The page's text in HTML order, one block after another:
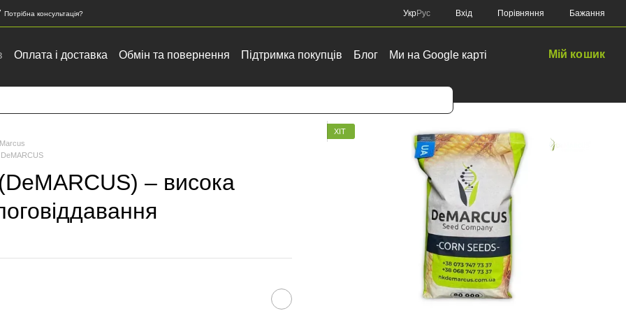
Потрібна консультація? УкрРус Вхід Порівняння Бажання
Оплата і доставка Обмін та повернення Підтримка покупців Блог
Ми на Google карті
Мій кошик
ХІТ
DeMARCUS
– висока